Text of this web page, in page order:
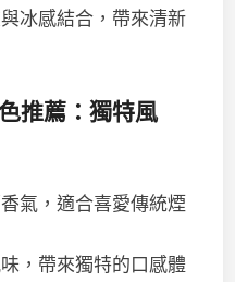
冰感結合，帶來清新
推薦：獨特風
氣，適合喜愛傳統煙
，帶來獨特的口感體